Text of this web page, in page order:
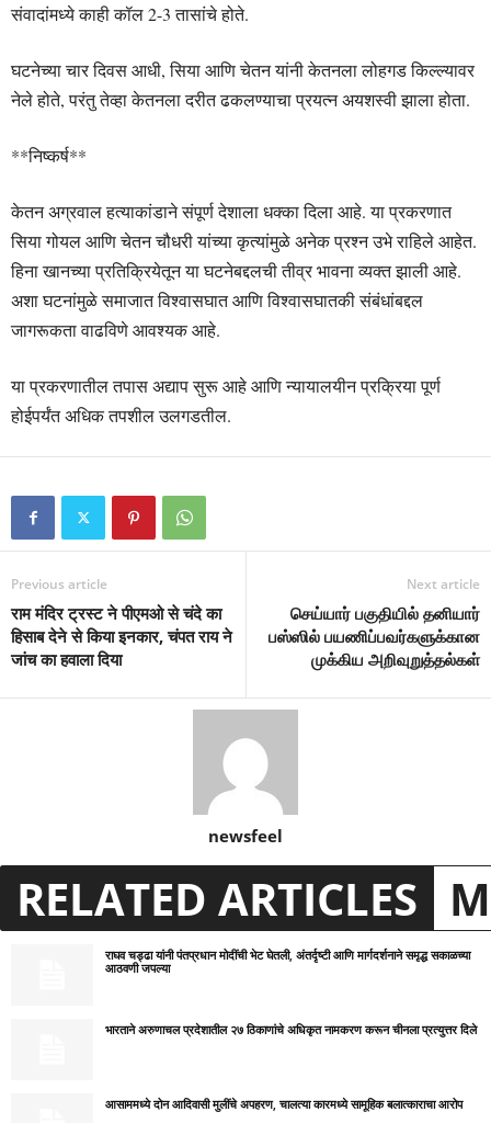
संवादांमध्ये काही कॉल 2-3 तासांचे होते.
घटनेच्या चार दिवस आधी, सिया आणि चेतन यांनी केतनला लोहगड किल्ल्यावर
नेले होते, परंतु तेव्हा केतनला दरीत ढकलण्याचा प्रयत्न अयशस्वी झाला होता.
**निष्कर्ष**
केतन अग्रवाल हत्याकांडाने संपूर्ण देशाला धक्का दिला आहे. या प्रकरणात
सिया गोयल आणि चेतन चौधरी यांच्या कृत्यांमुळे अनेक प्रश्न उभे राहिले आहेत.
हिना खानच्या प्रतिक्रियेतून या घटनेबद्दलची तीव्र भावना व्यक्त झाली आहे.
अशा घटनांमुळे समाजात विश्वासघात आणि विश्वासघातकी संबंधांबद्दल
जागरूकता वाढविणे आवश्यक आहे.
या प्रकरणातील तपास अद्याप सुरू आहे आणि न्यायालयीन प्रक्रिया पूर्ण
होईपर्यंत अधिक तपशील उलगडतील.
Previous article
राम मंदिर ट्रस्ट ने पीएमओ से चंदे का
हिसाब देने से किया इनकार, चंपत राय ने
जांच का हवाला दिया
Next article
செய்யார் பகுதியில் தனியார்
பஸ்ஸில் பயணிப்பவர்களுக்கான
முக்கிய அறிவுறுத்தல்கள்
newsfeel
RELATED ARTICLES
राघव चड्ढा यांनी पंतप्रधान मोदींची भेट घेतली, अंतर्दृष्टी आणि मार्गदर्शनाने समृद्ध सकाळच्या
आठवणी जपल्या
भारताने अरुणाचल प्रदेशातील २७ ठिकाणांचे अधिकृत नामकरण करून चीनला प्रत्युत्तर दिले
आसाममध्ये दोन आदिवासी मुलींचे अपहरण, चालत्या कारमध्ये सामूहिक बलात्काराचा आरोप